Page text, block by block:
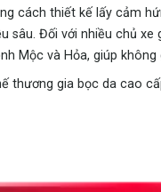
cách thiết kế lấy cảm
sâu. Đối với nhiều chủ
Mộc và Hỏa, giúp
gia bọc da cao